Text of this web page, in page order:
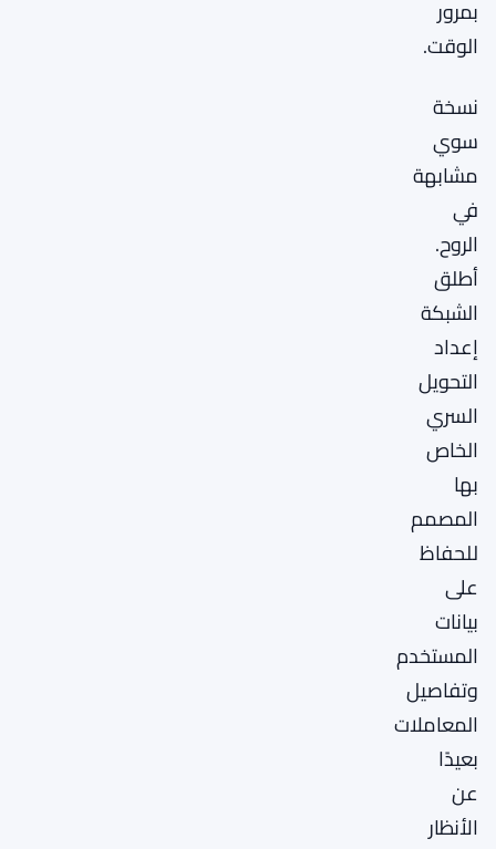
بمرور
الوقت.
نسخة
سوي
مشابهة
في
الروح.
أطلق
الشبكة
إعداد
التحويل
السري
الخاص
بها
المصمم
للحفاظ
على
بيانات
المستخدم
وتفاصيل
المعاملات
بعيدًا
عن
الأنظار